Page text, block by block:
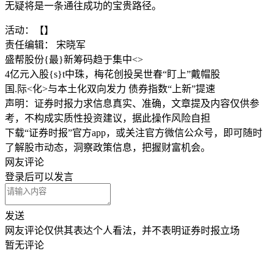
无疑将是一条通往成功的宝贵路径。
活动：【】
责任编辑： 宋晓军
盛帮股份{最}新筹码趋于集中<>
4亿元入股{s}t中珠，梅花创投吴世春“盯上”戴帽股
国.际<化>与本土化双向发力 债券指数“上新”提速
声明：证券时报力求信息真实、准确，文章提及内容仅供参
考，不构成实质性投资建议，据此操作风险自担
下载“证券时报”官方app，或关注官方微信公众号，即可随时
了解股市动态，洞察政策信息，把握财富机会。
网友评论
登录后可以发言
发送
网友评论仅供其表达个人看法，并不表明证券时报立场
暂无评论